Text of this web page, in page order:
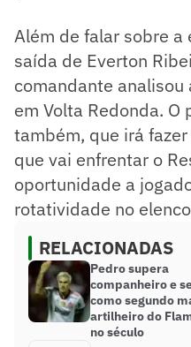
Além de falar sobre a
saída de Everton
comandante
em Volta Redonda.
também, que irá
que vai enfrentar o
oportunidade a
rotatividade no
RELACIONADAS
Pedro supera
companheiro e
como segundo
artilheiro do
no século